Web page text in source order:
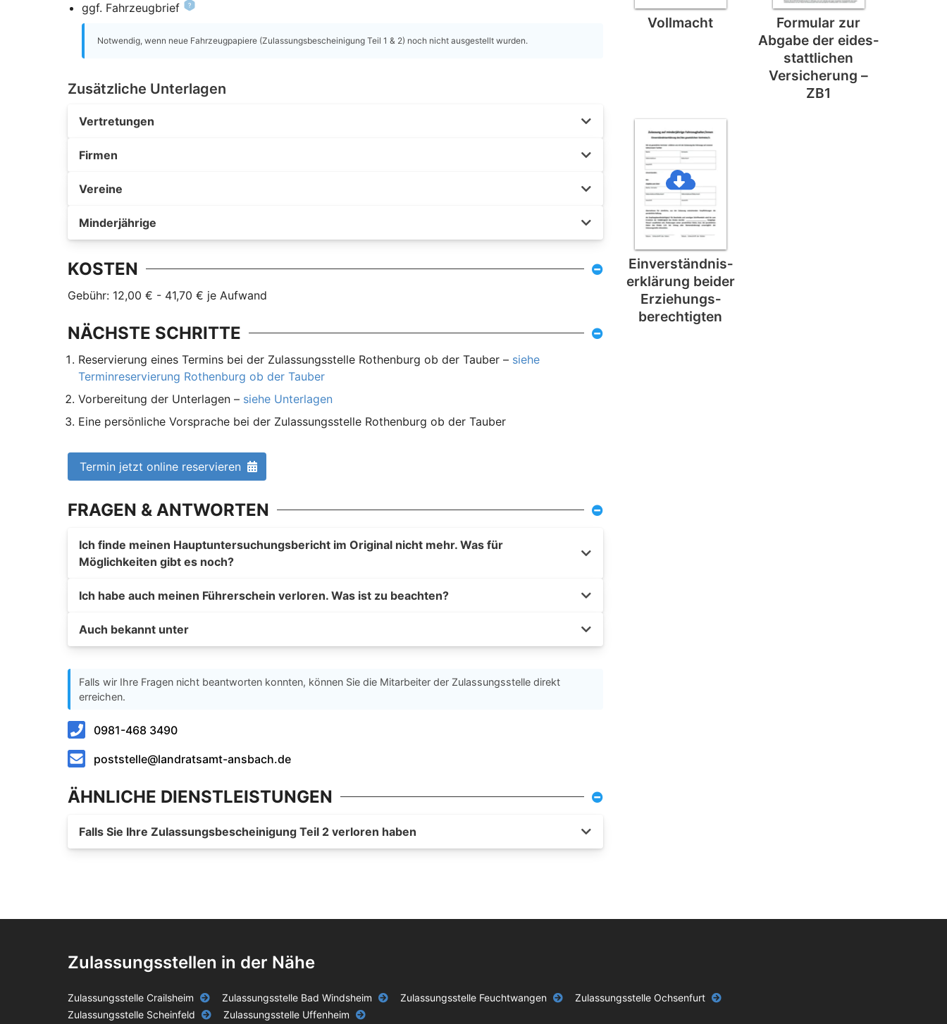
ggf. Fahrzeugbrief
Notwendig, wenn neue Fahrzeugpapiere (Zulassungsbescheinigung Teil 1 & 2) noch nicht ausgestellt wurden.
Zusätzliche Unterlagen
Vertretungen
Firmen
Vereine
Minderjährige
KOSTEN
Gebühr: 12,00 € - 41,70 € je Aufwand
NÄCHSTE SCHRITTE
Reservierung eines Termins bei der Zulassungsstelle Rothenburg ob der Tauber – siehe
Terminreservierung Rothenburg ob der Tauber
Vorbereitung der Unterlagen – siehe Unterlagen
Eine persönliche Vorsprache bei der Zulassungsstelle Rothenburg ob der Tauber
Termin jetzt online reservieren
FRAGEN & ANTWORTEN
Ich finde meinen Hauptuntersuchungsbericht im Original nicht mehr. Was für
Möglichkeiten gibt es noch?
Ich habe auch meinen Führerschein verloren. Was ist zu beachten?
Auch bekannt unter
Falls wir Ihre Fragen nicht beantworten konnten, können Sie die Mitarbeiter der Zulassungsstelle direkt
erreichen.
0981-468 3490
poststelle@landratsamt-ansbach.de
ÄHNLICHE DIENSTLEISTUNGEN
Falls Sie Ihre Zulassungsbescheinigung Teil 2 verloren haben
Vollmacht
Formular zur
Abgabe der eides­
stattlichen
Versicherung –
ZB1
Einverständnis­
erklärung beider
Erziehungs­
berechtigten
Zulassungsstellen in der Nähe
Zulassungsstelle Crailsheim Zulassungsstelle Bad Windsheim Zulassungsstelle Feuchtwangen
Zulassungsstelle Ochsenfurt
Zulassungsstelle Scheinfeld
Zulassungsstelle Uffenheim